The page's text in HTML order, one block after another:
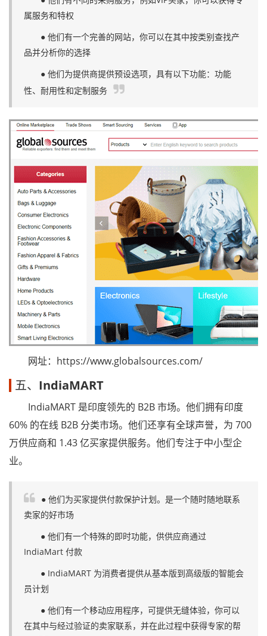
属服务和特权
● 他们有一个完善的网站，你可以在其中按类别查找产
品并分析你的选择
● 他们为提供商提供预设选项，具有以下功能：功能
性、耐用性和定制服务
网址：https://www.globalsources.com/
五、 IndiaMART
IndiaMART 是印度领先的 B2B 市场。他们拥有印度
60% 的在线 B2B 分类市场。他们还享有全球声誉，为 700
万供应商和 1.43 亿买家提供服务。他们专注于中小型企
业。
● 他们为买家提供付款保护计划。是一个随时随地联系
卖家的好市场
● 他们有一个特殊的即时功能，供供应商通过
IndiaMart 付款
● IndiaMART 为消费者提供从基本版到高级版的智能会
员计划
● 他们有一个移动应用程序，可提供无缝体验，你可以
在其中与经过验证的卖家联系，并在此过程中获得专家的帮